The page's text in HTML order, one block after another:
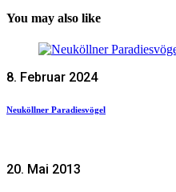
You may also like
8. Februar 2024
Neuköllner Paradiesvögel
20. Mai 2013